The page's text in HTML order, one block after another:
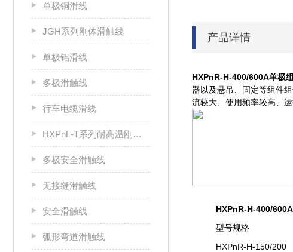
单极铜滑线
JGH系列刚体滑触线
单极铝滑线
多极滑触线
行车电缆滑线
HXPnL-T系列耐高温刚体滑触线
多极安全滑触线
无接缝滑触线
安全滑触线
弧形弯道滑触线
产品详情
HXPnR-H-400/600A单极
器以及悬吊、固定等组件
流较大、使用频率较高、
HXPnR-H-400/600A
型号规格
HXPnR-H-150/200